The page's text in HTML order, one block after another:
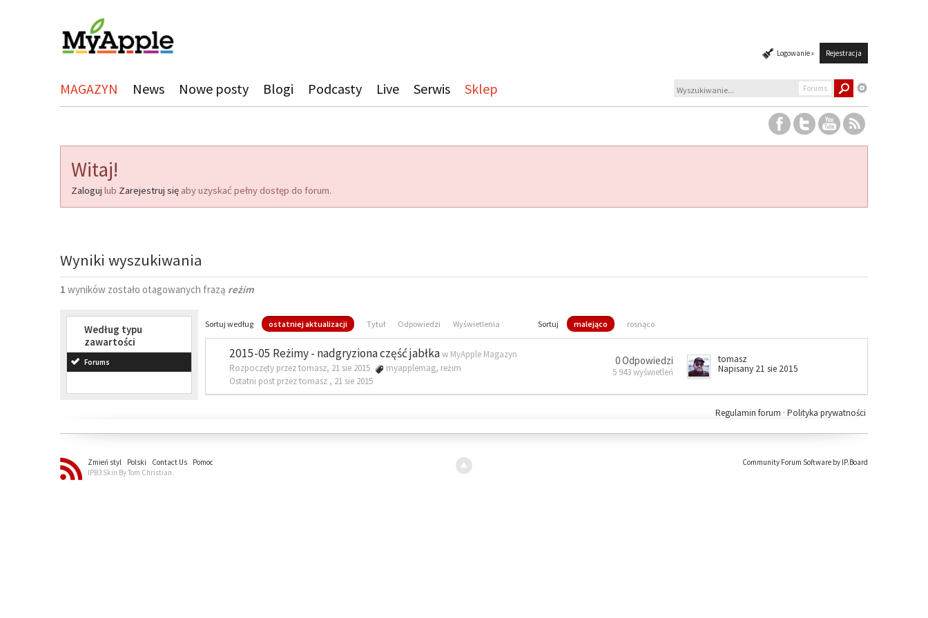
Logowanie » Rejestracja
MAGAZYN News Nowe posty Blogi Podcasty Live Serwis Sklep Forums
Witaj!
Zaloguj lub Zarejestruj się aby uzyskać pełny dostęp do forum.
Wyniki wyszukiwania
1 wyników zostało otagowanych frazą reżim
Według typu
zawartości
Forums
Sortuj według ostatniej aktualizacji Tytuł Odpowiedzi Wyświetlenia Sortuj malejąco rosnąco
2015-05 Reżimy - nadgryziona część jabłkaw MyApple Magazyn
Rozpoczęty przez tomasz, 21 sie 2015
myapplemag, reżim
Ostatni post przez tomasz , 21 sie 2015
0 Odpowiedzi
5 943 wyświetleń
tomasz
Napisany 21 sie 2015
Polityka prywatności
Regulamin forum ·
Zmień styl Polski Contact Us
Pomoc
IPB3 Skin By Tom Christian.
Community Forum Software by IP.Board